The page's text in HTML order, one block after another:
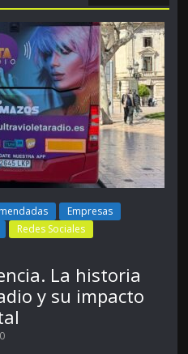
Empresas
Redes Sociales
La historia
y su impacto
0